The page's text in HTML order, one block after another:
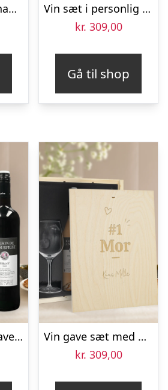
Personaliseret champagnesæt – Riondo Prosecco Spumante – Indgraveret trækasse
Vin sæt i personlig sag – Maison de la Surprise – Merlot en Sauvignon Blanc
kr. 309,00
Gå til shop
Vinpakke i indgraveret æske – Maison de la Surprise – Merlot, Syrah og Sauvignon Blanc
Vin gave sæt med glas – Maison de la Surprise Syrah – Graveret låg
kr. 309,00